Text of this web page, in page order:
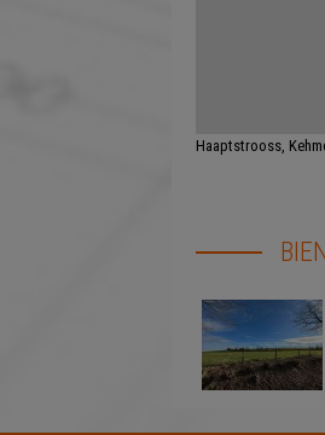
Haaptstrooss,